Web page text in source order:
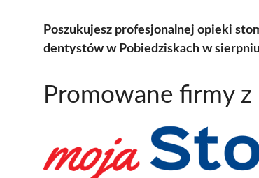
Poszukujesz profesjonalnej opieki
dentystów w Pobiedziskach w
Promowane firmy